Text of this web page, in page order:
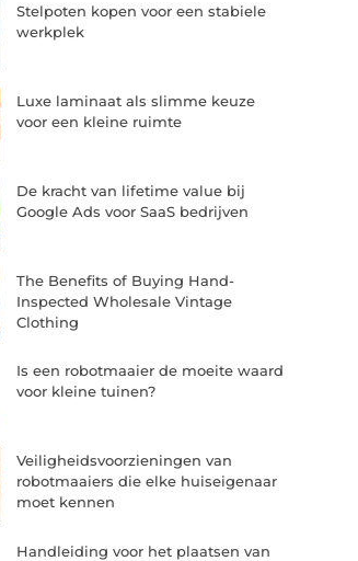
Stelpoten kopen voor een stabiele
werkplek
Luxe laminaat als slimme keuze
voor een kleine ruimte
De kracht van lifetime value bij
Google Ads voor SaaS bedrijven
The Benefits of Buying Hand-
Inspected Wholesale Vintage
Clothing
Is een robotmaaier de moeite waard
voor kleine tuinen?
Veiligheidsvoorzieningen van
robotmaaiers die elke huiseigenaar
moet kennen
Handleiding voor het plaatsen van